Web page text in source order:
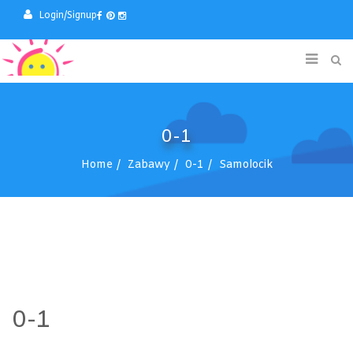
Login/Signup
0-1
Home Zabawy 0-1 Samolocik
0-1